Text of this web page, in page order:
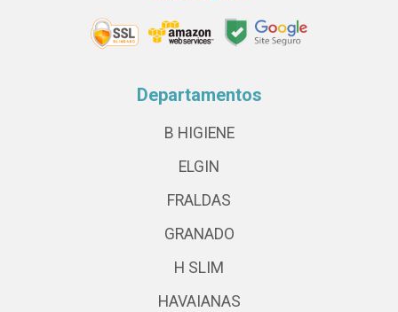
Departamentos
B HIGIENE
ELGIN
FRALDAS
GRANADO
H SLIM
HAVAIANAS